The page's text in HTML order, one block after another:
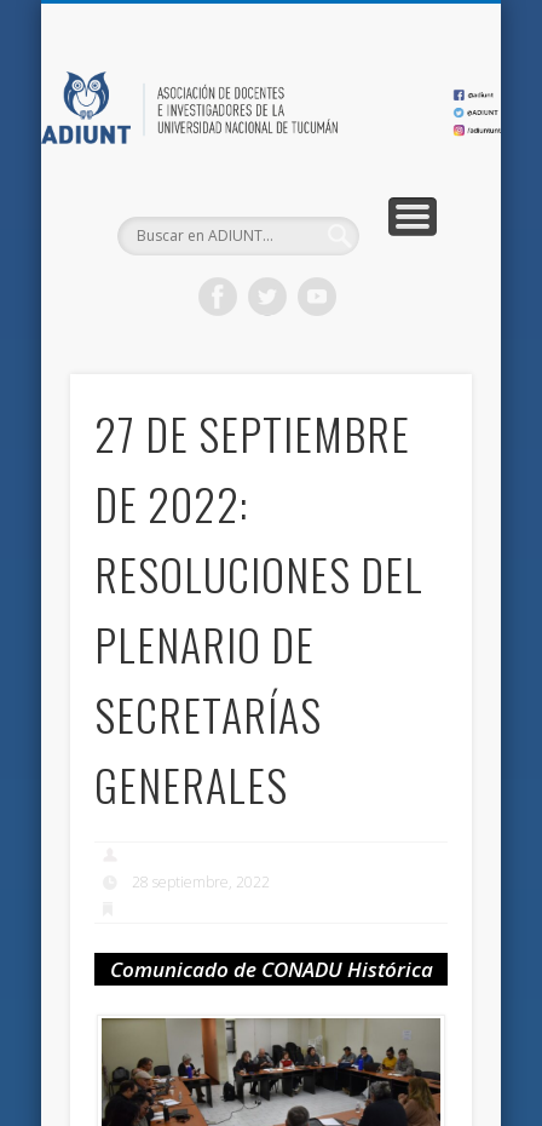
27 DE SEPTIEMBRE
DE 2022:
RESOLUCIONES DEL
PLENARIO DE
SECRETARÍAS
GENERALES
28 septiembre, 2022
Comunicado de CONADU Histórica